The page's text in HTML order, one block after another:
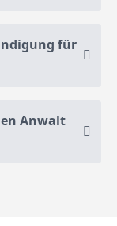
für
Anwalt